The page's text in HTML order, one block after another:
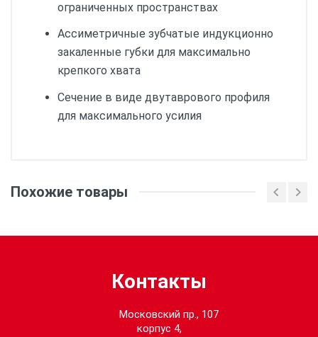
ограниченных пространствах
Ассиметричные зубчатые индукционно
закаленные губки для максимально
крепкого хвата
Сечение в виде двутаврового профиля
для максимального усилия
Похожие товары
Контакты
Московский пр., 107
корпус 4,